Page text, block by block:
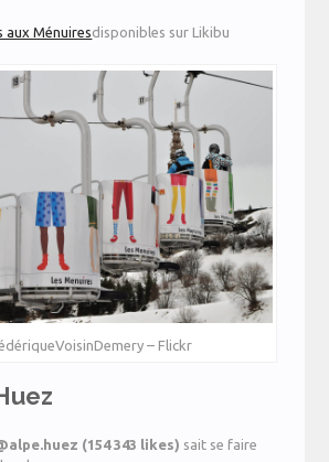
aux Ménuiresdisponibles sur Likibu
– Flickr
lpe.huez (154 343 likes) sait se faire